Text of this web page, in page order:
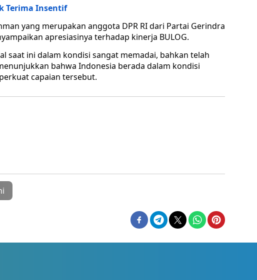
Terima Insentif
yang merupakan anggota DPR RI dari Partai Gerindra
apresiasinya terhadap kinerja BULOG.
saat ini dalam kondisi sangat memadai, bahkan telah
bahwa Indonesia berada dalam kondisi
capaian tersebut.